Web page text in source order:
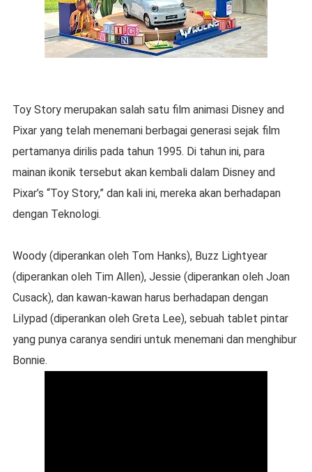
Toy Story merupakan salah satu film animasi Disney and
Pixar yang telah menemani berbagai generasi sejak film
pertamanya dirilis pada tahun 1995. Di tahun ini, para
mainan ikonik tersebut akan kembali dalam Disney and
Pixar’s “Toy Story,” dan kali ini, mereka akan berhadapan
dengan Teknologi.
Woody (diperankan oleh Tom Hanks), Buzz Lightyear
(diperankan oleh Tim Allen), Jessie (diperankan oleh Joan
Cusack), dan kawan-kawan harus berhadapan dengan
Lilypad (diperankan oleh Greta Lee), sebuah tablet pintar
yang punya caranya sendiri untuk menemani dan menghibur
Bonnie.